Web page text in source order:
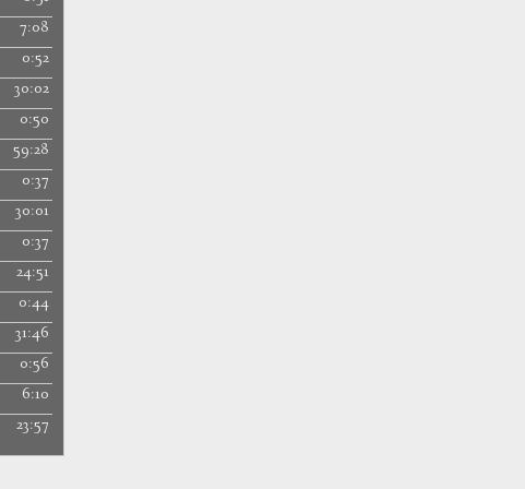
7:08
0:52
30:02
0:50
59:28
0:37
30:01
0:37
24:51
0:44
31:46
0:56
6:10
23:57